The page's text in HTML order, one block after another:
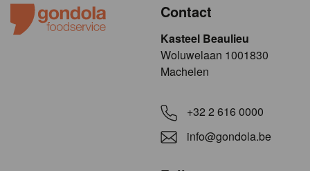
Contact
Kasteel Beaulieu
​​​Woluwelaan 1001830
Machelen
+32 2 616 0000
info@gondola.be